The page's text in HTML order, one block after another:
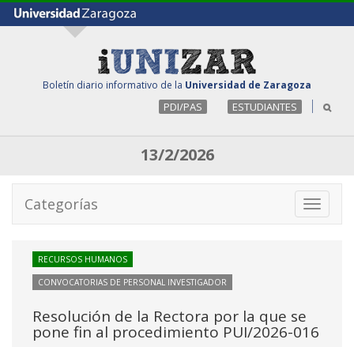
Boletín diario informativo de la Universidad de Zaragoza
PDI/PAS ESTUDIANTES
13/2/2026
Toggle
Categorías
RECURSOS HUMANOS
CONVOCATORIAS DE PERSONAL INVESTIGADOR
Resolución de la Rectora por la que se
pone fin al procedimiento PUI/2026-016